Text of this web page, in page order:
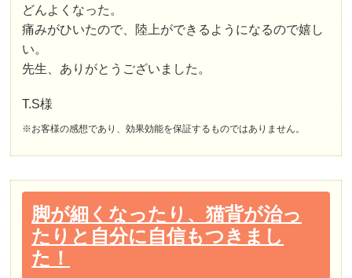
どんよくなった。
痛みがひいたので、陸上ができるようになるので嬉し
い。
先生、ありがとうございました。
T.S様
※お客様の感想であり、効果効能を保証するものではありません。
脚が細くなったり、猫背が治っ
たりと自分に自信もつきまし
た！